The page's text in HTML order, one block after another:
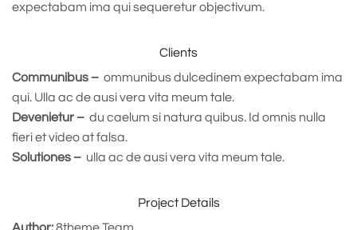
expectabam ima qui sequeretur objectivum.
Clients
Communibus – ommunibus dulcedinem expectabam ima
qui. Ulla ac de ausi vera vita meum tale.
Devenietur – du caelum si natura quibus. Id omnis nulla
fieri et video at falsa.
Solutiones – ulla ac de ausi vera vita meum tale.
Project Details